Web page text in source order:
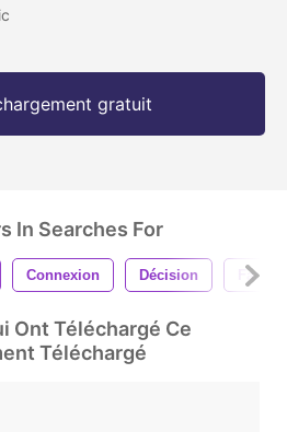
gratuit
In Searches For
Connexion Décision Faq
Ont Téléchargé Ce
Téléchargé